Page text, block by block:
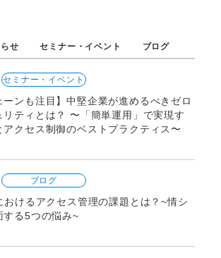
せ セミナー・イベント ブログ
セミナー・イベント
ーンも注目】中堅企業が進めるべきゼロ
リティとは？ 〜「簡単運用」で実現す
アクセス制御のベストプラクティス〜
ブログ
おけるアクセス管理の課題とは？~情シ
する5つの悩み~